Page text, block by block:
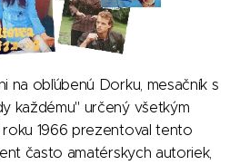
na obľúbenú Dorku, mesačník s
každému" určený všetkým
1966 prezentoval tento
často amatérskych autoriek,